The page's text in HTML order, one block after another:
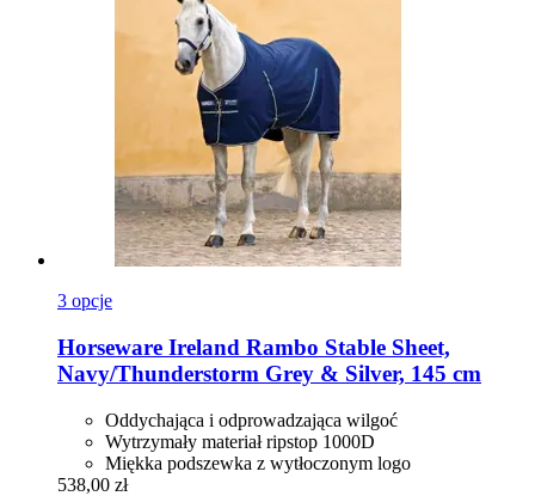
3 opcje
Horseware Ireland Rambo Stable Sheet,
Navy/Thunderstorm Grey & Silver, 145 cm
Oddychająca i odprowadzająca wilgoć
Wytrzymały materiał ripstop 1000D
Miękka podszewka z wytłoczonym logo
538,00 zł